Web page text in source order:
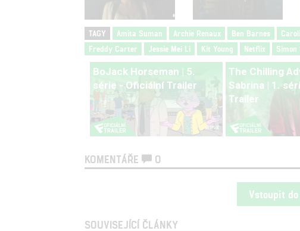
TAGY Amita Suman Archie Renaux Ben Barnes
Freddy Carter
Jessie Mei Li Kit Young Netflix Simon
BoJack Horseman | 5.
série - Oficiální Trailer
The Chilling
Sabrina | 1.
Trailer
KOMENTÁŘE 0
Vstoupit
SOUVISEJÍCÍ ČLÁNKY